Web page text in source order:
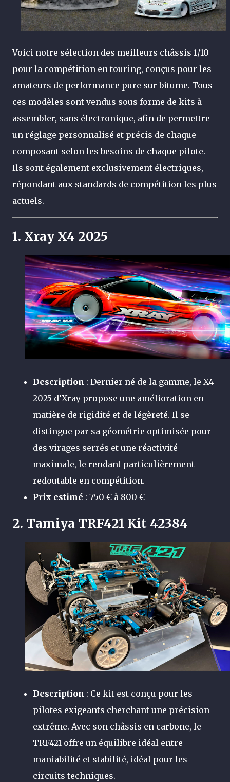
Voici notre sélection des meilleurs châssis 1/10
pour la compétition en touring, conçus pour les
amateurs de performance pure sur bitume. Tous
ces modèles sont vendus sous forme de kits à
assembler, sans électronique, afin de permettre
un réglage personnalisé et précis de chaque
composant selon les besoins de chaque pilote.
Ils sont également exclusivement électriques,
répondant aux standards de compétition les plus
actuels.
1. Xray X4 2025
Description : Dernier né de la gamme, le X4
2025 d’Xray propose une amélioration en
matière de rigidité et de légèreté. Il se
distingue par sa géométrie optimisée pour
des virages serrés et une réactivité
maximale, le rendant particulièrement
redoutable en compétition.
Prix estimé : 750 € à 800 €
2. Tamiya TRF421 Kit 42384
Description : Ce kit est conçu pour les
pilotes exigeants cherchant une précision
extrême. Avec son châssis en carbone, le
TRF421 offre un équilibre idéal entre
maniabilité et stabilité, idéal pour les
circuits techniques.